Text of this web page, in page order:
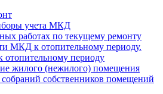
учета МКД
работах по текущему ремонту
МКД к отопительному периоду.
отопительному периоду
жилого (нежилого) помещения
собственников помещений